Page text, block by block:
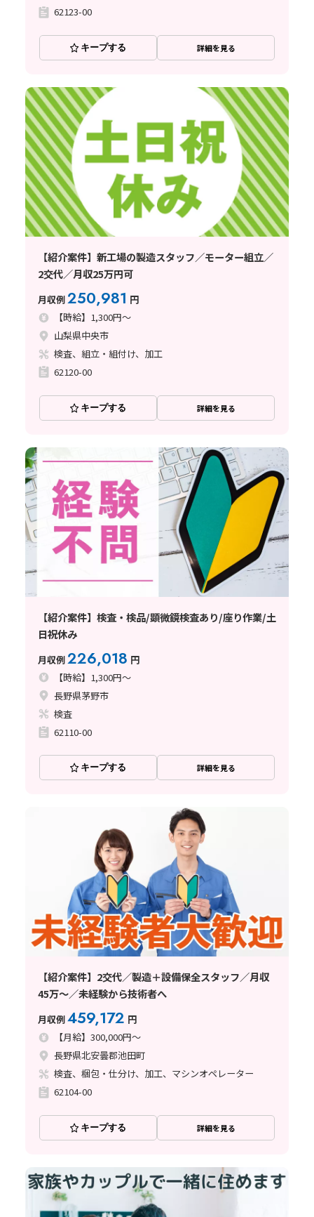
62123-00
キープする 詳細を見る
【紹介案件】新工場の製造スタッフ／モーター組立／
2交代／月収25万円可
月収例250,981 円
【時給】1,300円～
山梨県中央市
検査、組立・組付け、加工
62120-00
キープする 詳細を見る
【紹介案件】検査・検品/顕微鏡検査あり/座り作業/土
日祝休み
月収例226,018 円
【時給】1,300円～
長野県茅野市
検査
62110-00
キープする 詳細を見る
【紹介案件】2交代／製造＋設備保全スタッフ／月収
45万～／未経験から技術者へ
月収例459,172 円
【月給】300,000円～
長野県北安曇郡池田町
検査、梱包・仕分け、加工、マシンオペレーター
62104-00
キープする 詳細を見る